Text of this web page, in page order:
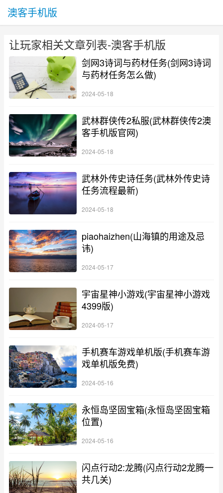
澳客手机版
让玩家相关文章列表-澳客手机版
剑网3诗词与药材任务(剑网3诗词
与药材任务怎么做)
2024-05-18
武林群侠传2私服(武林群侠传2澳
客手机版官网)
2024-05-18
武林外传史诗任务(武林外传史诗
任务流程最新)
2024-05-18
piaohaizhen(山海镇的用途及忌
讳)
2024-05-17
宇宙星神小游戏(宇宙星神小游戏
4399版)
2024-05-17
手机赛车游戏单机版(手机赛车游
戏单机版免费)
2024-05-16
永恒岛坚固宝箱(永恒岛坚固宝箱
位置)
2024-05-16
闪点行动2:龙腾(闪点行动2龙腾一
共几关)